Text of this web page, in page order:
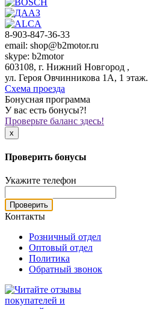
8-903-847-36-33
email: shop@b2motor.ru
skype: b2motor
603108, г. Нижний Новгород ,
ул. Героя Овчинникова 1А, 1 этаж.
Схема проезда
Бонусная программа
У вас есть бонусы?!
Проверьте баланс здесь!
x
Проверить бонусы
Укажите телефон
Проверить
Контакты
Розничный отдел
Оптовый отдел
Политика
Обратный звонок